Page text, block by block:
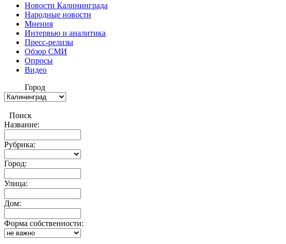
Новости Калининграда
Народные новости
Мнения
Интервью и аналитика
Пресс-релизы
Обзор СМИ
Опросы
Видео
Город
Поиск
Название:
Рубрика:
Город:
Улица:
Дом:
Форма собственности: